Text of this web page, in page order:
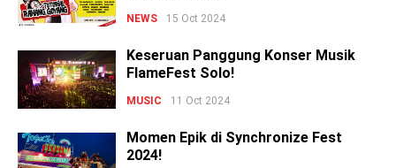
NEWS 15 Oct 2024
Keseruan Panggung Konser Musik
FlameFest Solo!
MUSIC 11 Oct 2024
Momen Epik di Synchronize Fest
2024!